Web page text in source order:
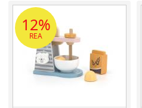
12%
REA